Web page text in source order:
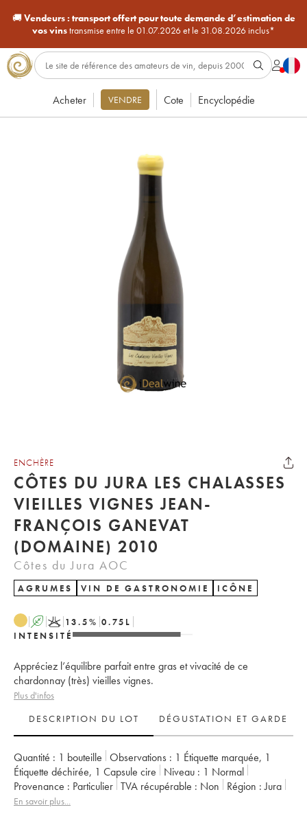
🚚Vendeurs : transport offert pour toute demande d’estimation de
vos vinstransmise entre le 01.07.2026 et le 31.08.2026 inclus*
Acheter VENDRE Cote Encyclopédie
ENCHÈRE
CÔTES DU JURA LES CHALASSES
VIEILLES VIGNES JEAN-
FRANÇOIS GANEVAT
(DOMAINE) 2010
Côtes du Jura AOC
AGRUMES VIN DE GASTRONOMIE ICÔNE
A K 13.5% 0.75 L
INTENSITÉ
Appréciez l’équilibre parfait entre gras et vivacité de ce
chardonnay (très) vieilles vignes.
Plus d'infos
DESCRIPTION DU LOT
DÉGUSTATION ET GARDE
Quantité : 1 bouteille Observations : 1 Étiquette marquée, 1
Étiquette déchirée, 1 Capsule cire Niveau : 1 Normal
Provenance : particulier TVA récupérable : non Région : Jura
Appellation :
En savoir plus...